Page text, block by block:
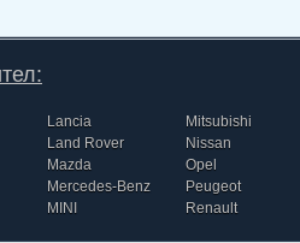
Lancia
Land Rover
Mazda
Mercedes-Benz
MINI
Mitsubishi
Nissan
Opel
Peugeot
Renault